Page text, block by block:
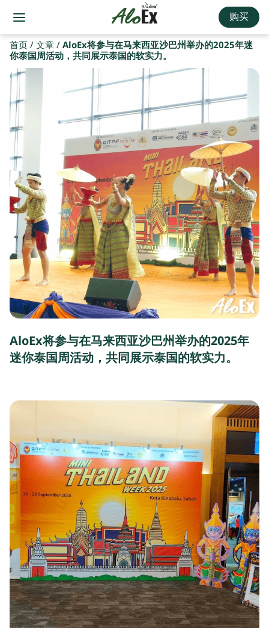
购买
首页/文章/AloEx将参与在马来西亚沙巴州举办的2025年迷
你泰国周活动，共同展示泰国的软实力。
AloEx将参与在马来西亚沙巴州举办的2025年
迷你泰国周活动，共同展示泰国的软实力。